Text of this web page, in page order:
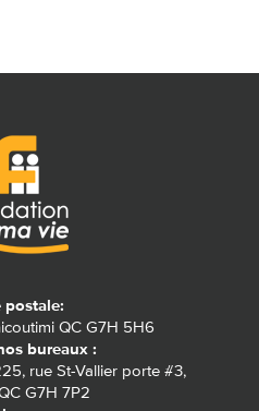
postale:
QC G7H 5H6
bureaux :
rue St-Vallier porte #3,
G7H 7P2